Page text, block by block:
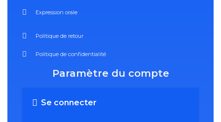
Expression orale
Politique de retour
Politique de confidentialité
Paramètre du compte
Se connecter